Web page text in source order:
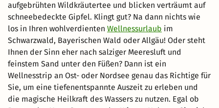
aufgebrühten Wildkräutertee und blicken verträumt auf
schneebedeckte Gipfel. Klingt gut? Na dann nichts wie
los in Ihren wohlverdienten Wellnessurlaub im
Schwarzwald, Bayerischen Wald oder Allgäu! Oder steht
Ihnen der Sinn eher nach salziger Meeresluft und
feinstem Sand unter den Füßen? Dann ist ein
Wellnesstrip an Ost- oder Nordsee genau das Richtige für
Sie, um eine tiefenentspannte Auszeit zu erleben und
die magische Heilkraft des Wassers zu nutzen. Egal ob